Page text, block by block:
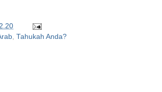
, Tahukah Anda?